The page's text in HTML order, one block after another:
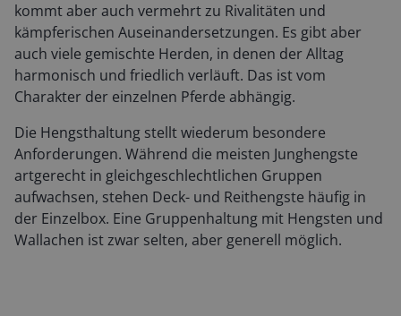
kommt aber auch vermehrt zu Rivalitäten und
kämpferischen Auseinandersetzungen. Es gibt aber
auch viele gemischte Herden, in denen der Alltag
harmonisch und friedlich verläuft. Das ist vom
Charakter der einzelnen Pferde abhängig.
Die Hengsthaltung stellt wiederum besondere
Anforderungen. Während die meisten Junghengste
artgerecht in gleichgeschlechtlichen Gruppen
aufwachsen, stehen Deck- und Reithengste häufig in
der Einzelbox. Eine Gruppenhaltung mit Hengsten und
Wallachen ist zwar selten, aber generell möglich.